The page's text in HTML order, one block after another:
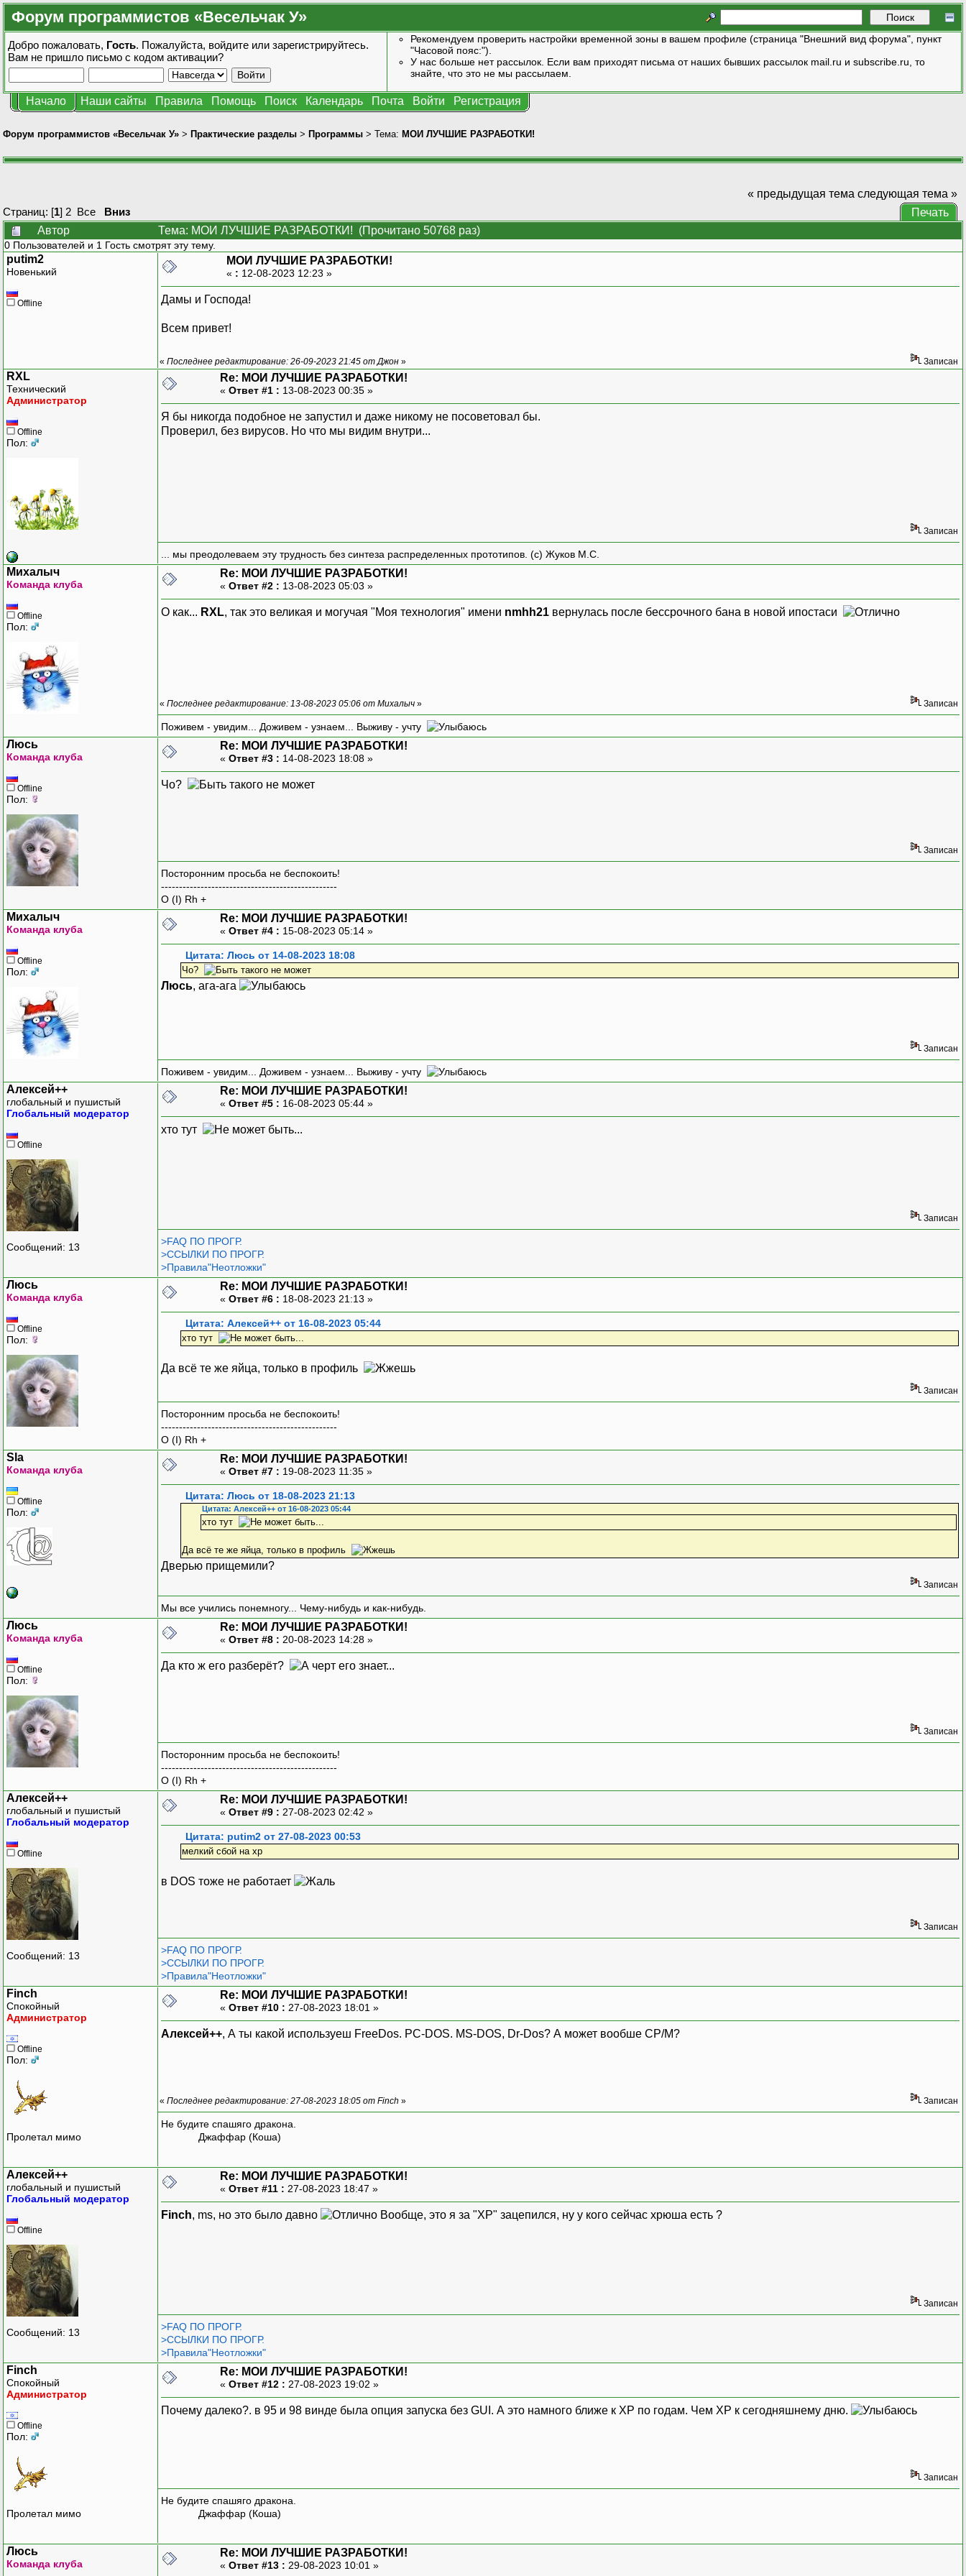
Форум программистов «Весельчак У»
Добро пожаловать, Гость. Пожалуйста, войдите или зарегистрируйтесь.
Вам не пришло письмо с кодом активации?
Рекомендуем проверить настройки временной зоны в вашем профиле (страница "Внешний вид форума", пункт
"Часовой пояс:").
У нас больше нет рассылок. Если вам приходят письма от наших бывших рассылок mail.ru и subscribe.ru, то
знайте, что это не мы рассылаем.
Начало Наши сайты Правила Помощь Поиск Календарь Почта Войти Регистрация
Форум программистов «Весельчак У» > Практические разделы > Программы > Тема: МОИ ЛУЧШИЕ РАЗРАБОТКИ!
Страниц: [1] 2 Все Вниз
« предыдущая тема следующая тема »
Печать
Автор
Тема: МОИ ЛУЧШИЕ РАЗРАБОТКИ! (Прочитано 50768 раз)
0 Пользователей и 1 Гость смотрят эту тему.
putim2
Новенький
Offline
МОИ ЛУЧШИЕ РАЗРАБОТКИ!
« : 12-08-2023 12:23 »
Дамы и Господа!
Всем привет!
« Последнее редактирование: 26-09-2023 21:45 от Джон » Записан
RXL
Технический
Администратор
Offline
Пол:
Re: МОИ ЛУЧШИЕ РАЗРАБОТКИ!
« Ответ #1 : 13-08-2023 00:35 »
Я бы никогда подобное не запустил и даже никому не посоветовал бы.
Проверил, без вирусов. Но что мы видим внутри...
Записан
... мы преодолеваем эту трудность без синтеза распределенных прототипов. (с) Жуков М.С.
Михалыч
Команда клуба
Offline
Пол:
Re: МОИ ЛУЧШИЕ РАЗРАБОТКИ!
« Ответ #2 : 13-08-2023 05:03 »
О как... RXL, так это великая и могучая "Моя технология" имени nmhh21 вернулась после бессрочного бана в новой ипостаси
« Последнее редактирование: 13-08-2023 05:06 от Михалыч » Записан
Поживем - увидим... Доживем - узнаем... Выживу - учту
Люсь
Команда клуба
Offline
Пол:
Re: МОИ ЛУЧШИЕ РАЗРАБОТКИ!
« Ответ #3 : 14-08-2023 18:08 »
Чо?
Записан
Посторонним просьба не беспокоить!
-------------------------------------------------
O (I) Rh +
Михалыч
Команда клуба
Offline
Пол:
Re: МОИ ЛУЧШИЕ РАЗРАБОТКИ!
« Ответ #4 : 15-08-2023 05:14 »
Цитата: Люсь от 14-08-2023 18:08
Чо?
Люсь, ага-ага
Записан
Поживем - увидим... Доживем - узнаем... Выживу - учту
Алексей++
глобальный и пушистый
Глобальный модератор
Offline
Сообщений: 13
Re: МОИ ЛУЧШИЕ РАЗРАБОТКИ!
« Ответ #5 : 16-08-2023 05:44 »
хто тут
Записан
>FAQ ПО ПРОГР.
>ССЫЛКИ ПО ПРОГР.
>Правила"Неотложки"
Люсь
Команда клуба
Offline
Пол:
Re: МОИ ЛУЧШИЕ РАЗРАБОТКИ!
« Ответ #6 : 18-08-2023 21:13 »
Цитата: Алексей++ от 16-08-2023 05:44
хто тут
Да всё те же яйца, только в профиль
Записан
Посторонним просьба не беспокоить!
-------------------------------------------------
O (I) Rh +
Sla
Команда клуба
Offline
Пол:
Re: МОИ ЛУЧШИЕ РАЗРАБОТКИ!
« Ответ #7 : 19-08-2023 11:35 »
Цитата: Люсь от 18-08-2023 21:13
Цитата: Алексей++ от 16-08-2023 05:44
хто тут
Да всё те же яйца, только в профиль
Дверью прищемили?
Записан
Мы все учились понемногу... Чему-нибудь и как-нибудь.
Люсь
Команда клуба
Offline
Пол:
Re: МОИ ЛУЧШИЕ РАЗРАБОТКИ!
« Ответ #8 : 20-08-2023 14:28 »
Да кто ж его разберёт?
Записан
Посторонним просьба не беспокоить!
-------------------------------------------------
O (I) Rh +
Алексей++
глобальный и пушистый
Глобальный модератор
Offline
Сообщений: 13
Re: МОИ ЛУЧШИЕ РАЗРАБОТКИ!
« Ответ #9 : 27-08-2023 02:42 »
Цитата: putim2 от 27-08-2023 00:53
мелкий сбой на xp
в DOS тоже не работает
Записан
>FAQ ПО ПРОГР.
>ССЫЛКИ ПО ПРОГР.
>Правила"Неотложки"
Finch
Спокойный
Администратор
Offline
Пол:
Пролетал мимо
Re: МОИ ЛУЧШИЕ РАЗРАБОТКИ!
« Ответ #10 : 27-08-2023 18:01 »
Алексей++, А ты какой используеш FreeDos. PC-DOS. MS-DOS, Dr-Dos? А может вообше CP/M?
« Последнее редактирование: 27-08-2023 18:05 от Finch » Записан
Не будите спашяго дракона.
Джаффар (Коша)
Алексей++
глобальный и пушистый
Глобальный модератор
Offline
Сообщений: 13
Re: МОИ ЛУЧШИЕ РАЗРАБОТКИ!
« Ответ #11 : 27-08-2023 18:47 »
Finch, ms, но это было давно Вообще, это я за "XP" зацепился, ну у кого сейчас хрюша есть ?
Записан
>FAQ ПО ПРОГР.
>ССЫЛКИ ПО ПРОГР.
>Правила"Неотложки"
Finch
Спокойный
Администратор
Offline
Пол:
Пролетал мимо
Re: МОИ ЛУЧШИЕ РАЗРАБОТКИ!
« Ответ #12 : 27-08-2023 19:02 »
Почему далеко?. в 95 и 98 винде была опция запуска без GUI. А это намного ближе к XP по годам. Чем XP к сегодняшнему дню.
Записан
Не будите спашяго дракона.
Джаффар (Коша)
Люсь
Команда клуба
Re: МОИ ЛУЧШИЕ РАЗРАБОТКИ!
« Ответ #13 : 29-08-2023 10:01 »